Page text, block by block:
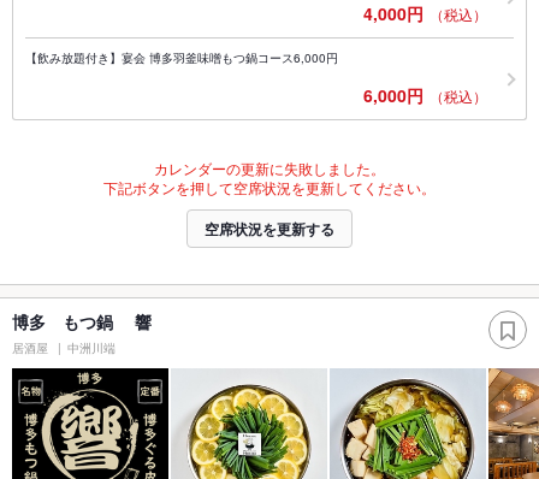
4,000円 （税込）
【飲み放題付き】宴会 博多羽釜味噌もつ鍋コース6,000円
6,000円 （税込）
カレンダーの更新に失敗しました。
下記ボタンを押して空席状況を更新してください。
空席状況を更新する
博多 もつ鍋 響
居酒屋 中洲川端